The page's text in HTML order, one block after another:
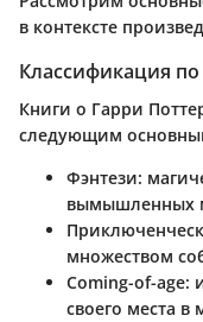
в контексте
Классификация
Книги о Гарри
следующим
Фэнтези:
вымышленных
множеством
Coming-of-age:
своего места в